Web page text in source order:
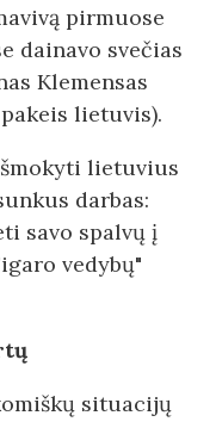
pirmuose
dainavo svečias
Klemensas
lietuvis).
lietuvius
darbas:
savo spalvų į
vedybų"
situacijų